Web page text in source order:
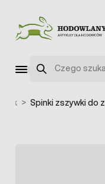
Szukaj
> Spinki zszywki do